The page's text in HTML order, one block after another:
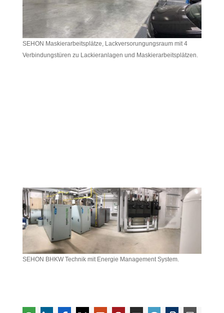
SEHON Maskierarbeitsplätze, Lackversorungungsraum mit 4
Verbindungstüren zu Lackieranlagen und Maskierarbeitsplätzen.
SEHON BHKW Technik mit Energie Management System.